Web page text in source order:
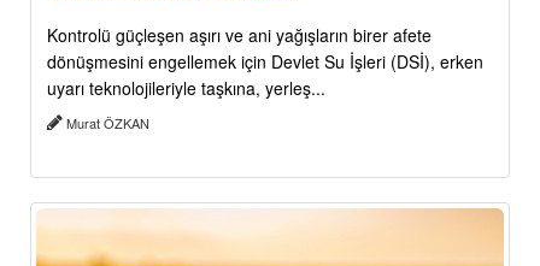
Kontrolü güçleşen aşırı ve ani yağışların birer afete
dönüşmesini engellemek için Devlet Su İşleri (DSİ), erken
uyarı teknolojileriyle taşkına, yerleş...
Murat ÖZKAN